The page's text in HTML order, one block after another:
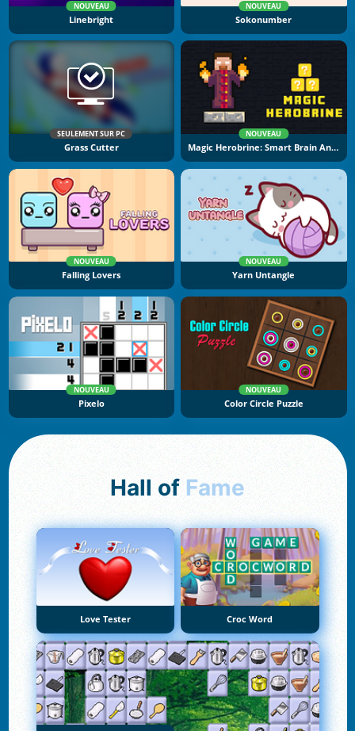
NOUVEAU
Linebright
NOUVEAU
Sokonumber
SEULEMENT SUR PC
Grass Cutter
NOUVEAU
Magic Herobrine: Smart Brain And Puzzle Quest
NOUVEAU
Falling Lovers
NOUVEAU
Yarn Untangle
NOUVEAU
Pixelo
NOUVEAU
Color Circle Puzzle
Hall of Fame
Love Tester Croc Word